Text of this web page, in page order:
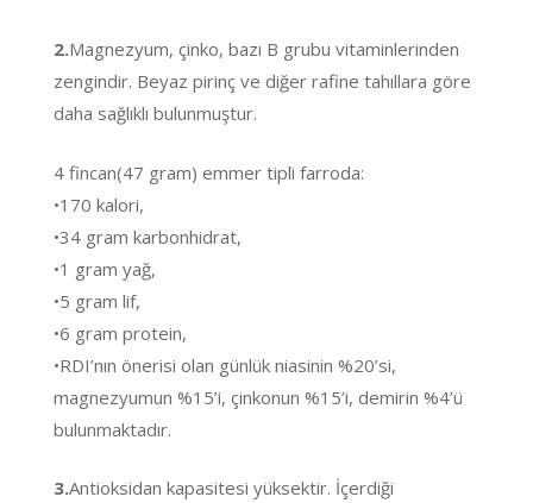
2.Magnezyum, çinko, bazı B grubu vitaminlerinden
zengindir. Beyaz pirinç ve diğer rafine tahıllara göre
daha sağlıklı bulunmuştur.
4 fincan(47 gram) emmer tipli farroda:
•170 kalori,
•34 gram karbonhidrat,
•1 gram yağ,
•5 gram lif,
•6 gram protein,
•RDI’nın önerisi olan günlük niasinin %20’si,
magnezyumun %15’i, çinkonun %15’i, demirin %4’ü
bulunmaktadır.
3.Antioksidan kapasitesi yüksektir. İçerdiği